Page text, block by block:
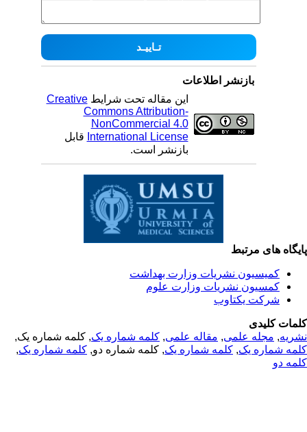
بازنشر اطلاعات
این مقاله تحت شرایطCreative
Commons Attribution-
NonCommercial 4.0
International Licenseقابل
بازنشر است.
های مرتبط
کمیسیون نشریات وزارت بهداشت
کمسیون نشریات وزارت علوم
شرکت یکتاوب
کلیدی
,مجله علمی, مقاله علمی, کلمه شماره یک, کلمه شماره یک,
شماره یک,کلمه شماره یک, کلمه شماره دو,کلمه شماره یک,
دو